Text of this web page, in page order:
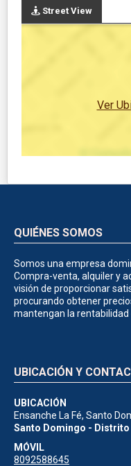
Street View
Ver
QUIÉNES SOMOS
Somos una empresa
Compra-venta, alquiler y
visión de proporcionar
procurando obtener
mantengan la rentabilidad
UBICACIÓN Y
UBICACIÓN
Ensanche La Fé, Santo
Santo Domingo -
MÓVIL
8092588645